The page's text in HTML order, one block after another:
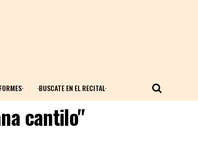
·BUSCATE EN EL RECITAL·
cantilo"